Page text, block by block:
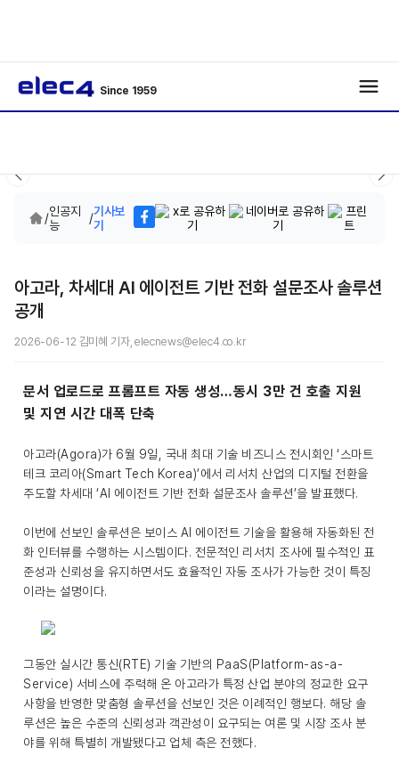
Since 1959
/인공지
능
/기사보
기
아고라, 차세대 AI 에이전트 기반 전화 설문조사 솔루션
공개
2026-06-12 김미혜 기자, elecnews@elec4.co.kr
문서 업로드로 프롬프트 자동 생성…동시 3만 건 호출 지원
및 지연 시간 대폭 단축
아고라(Agora)가 6월 9일, 국내 최대 기술 비즈니스 전시회인 ‘스마트
테크 코리아(Smart Tech Korea)’에서 리서치 산업의 디지털 전환을
주도할 차세대 ‘AI 에이전트 기반 전화 설문조사 솔루션’을 발표했다.
이번에 선보인 솔루션은 보이스 AI 에이전트 기술을 활용해 자동화된 전
화 인터뷰를 수행하는 시스템이다. 전문적인 리서치 조사에 필수적인 표
준성과 신뢰성을 유지하면서도 효율적인 자동 조사가 가능한 것이 특징
이라는 설명이다.
그동안 실시간 통신(RTE) 기술 기반의 PaaS(Platform-as-a-
Service) 서비스에 주력해 온 아고라가 특정 산업 분야의 정교한 요구
사항을 반영한 맞춤형 솔루션을 선보인 것은 이례적인 행보다. 해당 솔
루션은 높은 수준의 신뢰성과 객관성이 요구되는 여론 및 시장 조사 분
야를 위해 특별히 개발됐다고 업체 측은 전했다.